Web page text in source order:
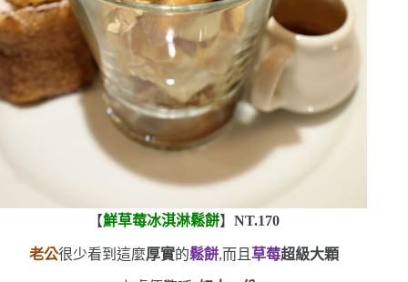
【鮮草莓冰淇淋鬆餅】 NT.170
老公很少看到這麼厚實的鬆餅,而且 草莓超級大顆